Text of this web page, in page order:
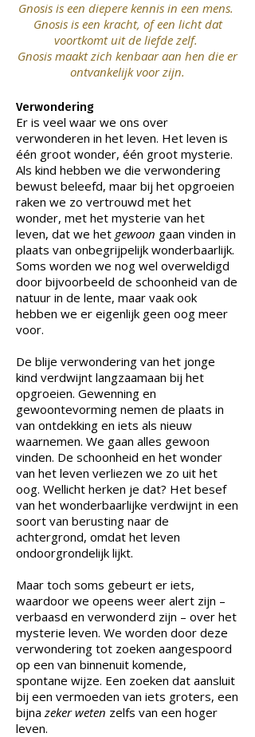
Gnosis is een diepere kennis in een mens.
Gnosis is een kracht, of een licht dat
voortkomt uit de liefde zelf.
Gnosis maakt zich kenbaar aan hen die er
ontvankelijk voor zijn.
Verwondering
Er is veel waar we ons over
verwonderen in het leven. Het leven is
één groot wonder, één groot mysterie.
Als kind hebben we die verwondering
bewust beleefd, maar bij het opgroeien
raken we zo vertrouwd met het
wonder, met het mysterie van het
leven, dat we het gewoon gaan vinden in
plaats van onbegrijpelijk wonderbaarlijk.
Soms worden we nog wel overweldigd
door bijvoorbeeld de schoonheid van de
natuur in de lente, maar vaak ook
hebben we er eigenlijk geen oog meer
voor.
De blije verwondering van het jonge
kind verdwijnt langzaamaan bij het
opgroeien. Gewenning en
gewoontevorming nemen de plaats in
van ontdekking en iets als nieuw
waarnemen. We gaan alles gewoon
vinden. De schoonheid en het wonder
van het leven verliezen we zo uit het
oog. Wellicht herken je dat? Het besef
van het wonderbaarlijke verdwijnt in een
soort van berusting naar de
achtergrond, omdat het leven
ondoorgrondelijk lijkt.
Maar toch soms gebeurt er iets,
waardoor we opeens weer alert zijn –
verbaasd en verwonderd zijn – over het
mysterie leven. We worden door deze
verwondering tot zoeken aangespoord
op een van binnenuit komende,
spontane wijze. Een zoeken dat aansluit
bij een vermoeden van iets groters, een
bijna zeker weten zelfs van een hoger
leven.